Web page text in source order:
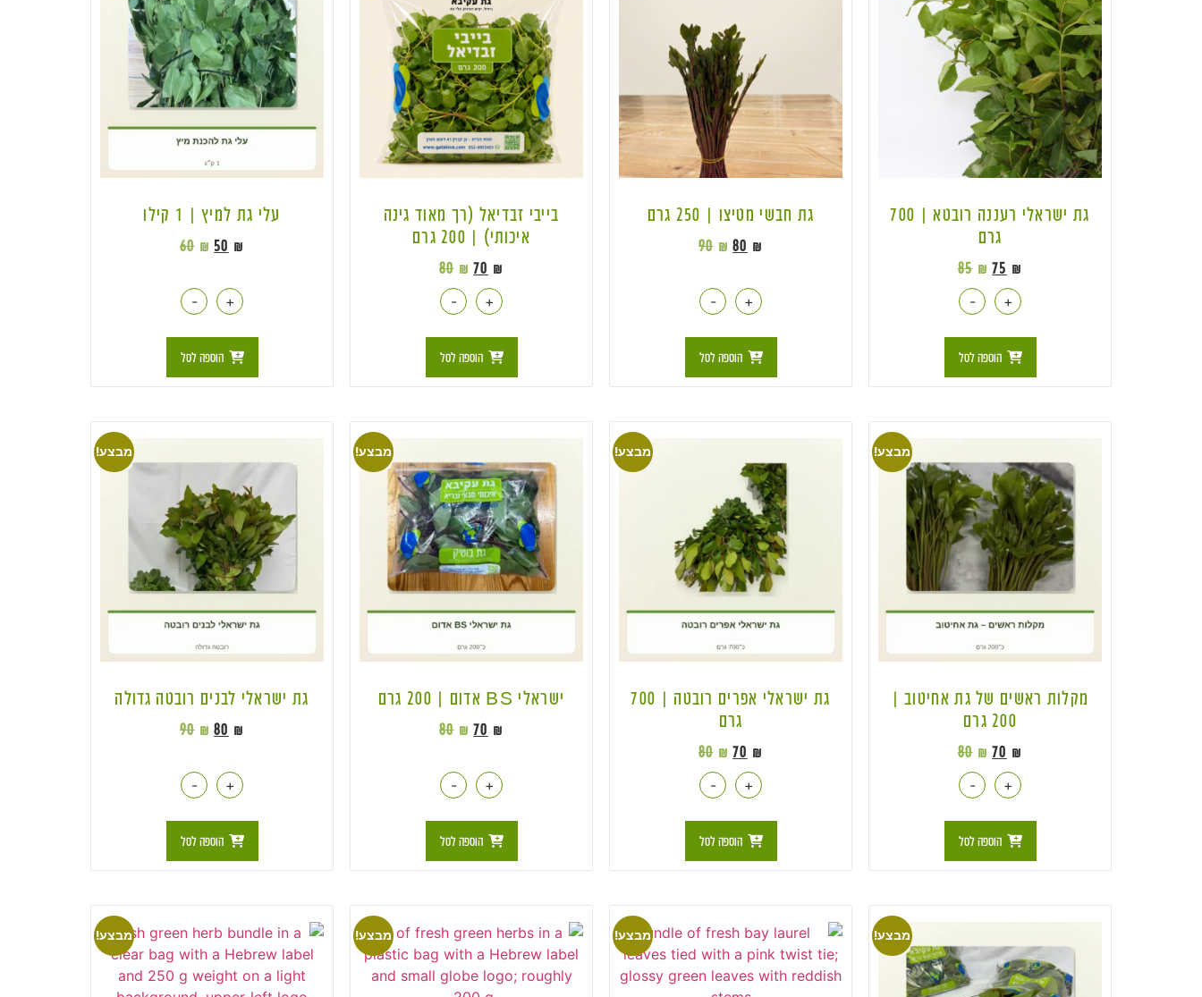
גת ישראלי רעננה רובטא | 700
גרם
85 ₪ 75 ₪
- +
הוספה לסל
גת חבשי מטיצו | 250 גרם
90 ₪ 80 ₪
- +
הוספה לסל
בייבי זבדיאל (רך מאוד גינה
איכותי) | 200 גרם
80 ₪ 70 ₪
- +
הוספה לסל
עלי גת למיץ | 1 קילו
60 ₪ 50 ₪
- +
הוספה לסל
מבצע!
מקלות ראשים של גת אחיטוב |
200 גרם
80 ₪ 70 ₪
- +
הוספה לסל
מבצע!
גת ישראלי אפרים רובטה | 700
גרם
80 ₪ 70 ₪
- +
הוספה לסל
מבצע!
ישראלי BS אדום | 200 גרם
80 ₪ 70 ₪
- +
הוספה לסל
מבצע!
גת ישראלי לבנים רובטה גדולה
90 ₪ 80 ₪
- +
הוספה לסל
מבצע! מבצע! מבצע! מבצע!